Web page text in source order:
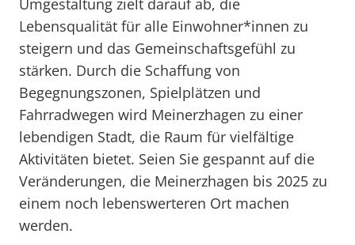
Umgestaltung zielt darauf ab, die
Lebensqualität für alle Einwohner*innen zu
steigern und das Gemeinschaftsgefühl zu
stärken. Durch die Schaffung von
Begegnungszonen, Spielplätzen und
Fahrradwegen wird Meinerzhagen zu einer
lebendigen Stadt, die Raum für vielfältige
Aktivitäten bietet. Seien Sie gespannt auf die
Veränderungen, die Meinerzhagen bis 2025 zu
einem noch lebenswerteren Ort machen
werden.